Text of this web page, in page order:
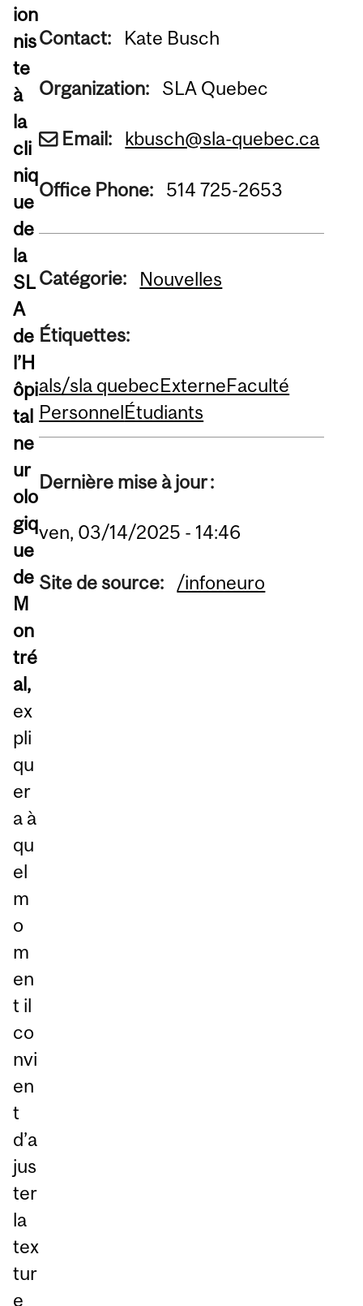
ion
nis
te
à
la
cli
niq
ue
de
la
SL
A
de
l’H
ôpi
tal
ne
ur
olo
giq
ue
de
M
on
tré
al,
ex
pli
qu
er
a à
qu
el
m
o
m
en
t il
co
nvi
en
t
d’a
jus
ter
la
tex
tur
e
Contact: Kate Busch
Organization: SLA Quebec
Email: kbusch@sla-quebec.ca
Office Phone: 514 725-2653
Catégorie: Nouvelles
Étiquettes:
als/sla quebecExterneFaculté
PersonnelÉtudiants
Dernière mise à jour :
ven, 03/14/2025 - 14:46
Site de source: /infoneuro